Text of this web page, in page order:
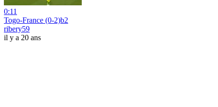
0:11
Togo-France (0-2)b2
ribery59
il y a 20 ans